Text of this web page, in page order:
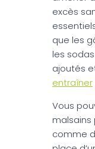
excès
que les
les
ajoutés
entraîner
Vous
malsains
comme